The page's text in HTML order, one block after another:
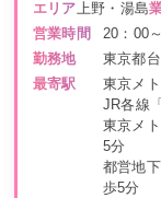
エリア上野・湯島
営業時間
20：00
勤務地
東京都
最寄駅
東京メ
JR各線
東京メ
5分
都営地
歩5分